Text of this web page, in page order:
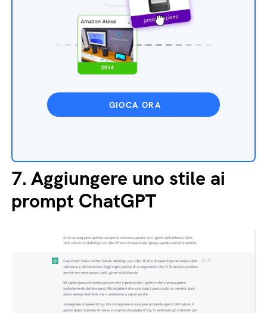
GIOCA ORA
7. Aggiungere uno stile ai
prompt ChatGPT